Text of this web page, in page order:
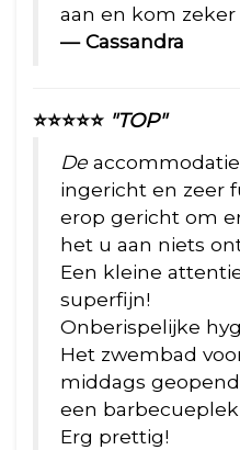
aan en kom
— Cassandra
⭐⭐⭐⭐⭐ "TOP"
De
ingericht en zeer
erop gericht om
het u aan niets
Een kleine
superfijn!
Onberispelijke
Het zwembad
middags
een
Erg prettig!